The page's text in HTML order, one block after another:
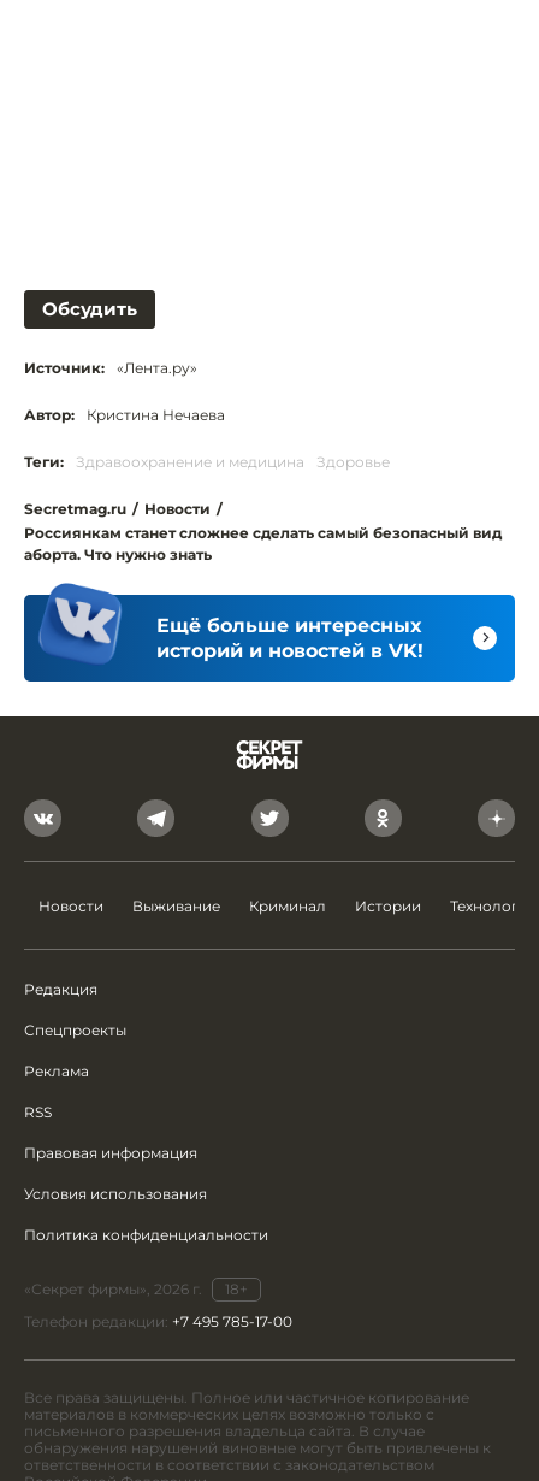
Обсудить
Источник: «Лента.ру»
Автор: Кристина Нечаева
Теги: Здравоохранение и медицина Здоровье
Secretmag.ru / Новости /
Россиянкам станет сложнее сделать самый безопасный вид
аборта. Что нужно знать
Ещё больше интересных
историй и новостей в VK!
Новости Выживание Криминал Истории Технологии
Редакция
Спецпроекты
Реклама
RSS
Правовая информация
Условия использования
Политика конфиденциальности
«Секрет фирмы», 2026 г.
18+
Телефон редакции: +7 495 785-17-00
Все права защищены. Полное или частичное копирование
материалов в коммерческих целях возможно только с
письменного разрешения владельца сайта. В случае
обнаружения нарушений виновные могут быть привлечены к
ответственности в соответствии с законодательством